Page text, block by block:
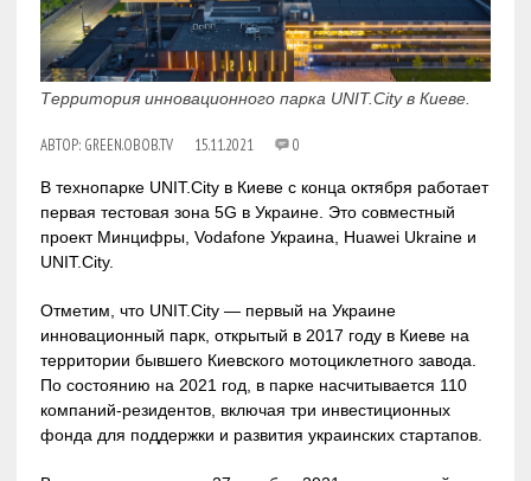
Территория инновационного парка UNIT.City в Киеве.
АВТОР: GREEN.OBOB.TV 15.11.2021 0
В технопарке UNIT.City в Киеве с конца октября работает
первая тестовая зона 5G в Украине. Это совместный
проект Минцифры, Vodafone Украина, Huawei Ukraine и
UNIT.City.
Отметим, что UNIT.City — первый на Украине
инновационный парк, открытый в 2017 году в Киеве на
территории бывшего Киевского мотоциклетного завода.
По состоянию на 2021 год, в парке насчитывается 110
компаний-резидентов, включая три инвестиционных
фонда для поддержки и развития украинских стартапов.